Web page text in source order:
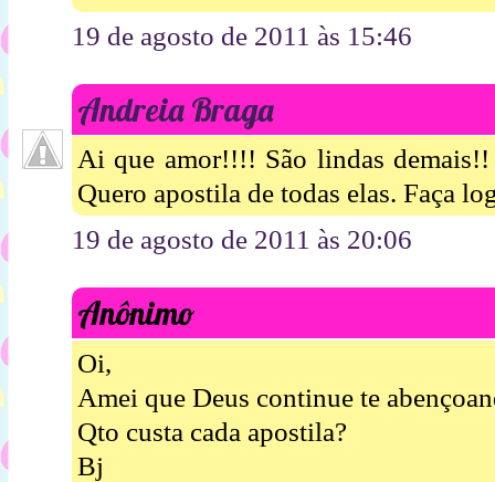
19 de agosto de 2011 às 15:46
Andreia Braga
Ai que amor!!!! São lindas
Quero apostila de todas elas. Faça
19 de agosto de 2011 às 20:06
Anônimo
Oi,
Amei que Deus continue te
Qto custa cada apostila?
Bj